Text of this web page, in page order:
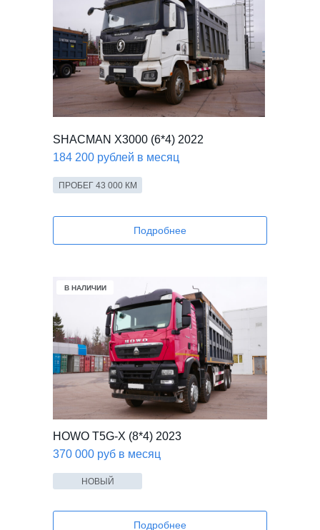
В НАЛИЧИИ
Подробнее
НОВЫЙ
370 000 руб в месяц
HOWO T5G-X (8*4) 2023
Подробнее
ПРОБЕГ 43 000 КМ
184 200 рублей в месяц
SHACMAN X3000 (6*4) 2022